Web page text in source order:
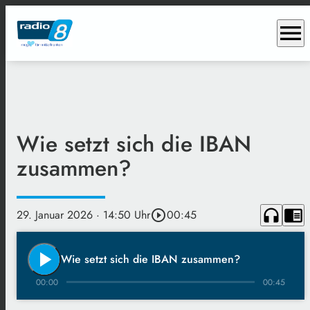
menu
Wie setzt sich die IBAN
zusammen?
29. Januar 2026 · 14:50 Uhrplay_circle_outline00:45 headphones chrome_reader_mode
play_arrow Wie setzt sich die IBAN zusammen?
00:00 00:45